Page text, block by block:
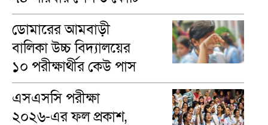
৪৬ লাখ টাকা
ডোমারের আমবাড়ী
বালিকা উচ্চ বিদ্যালয়ের
১০ পরীক্ষার্থীর কেউ পাস
করেনি
এসএসসি পরীক্ষা
২০২৬-এর ফল প্রকাশ,